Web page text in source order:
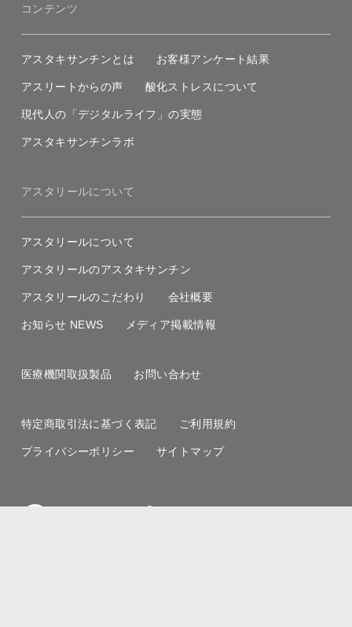
コンテンツ
アスタキサンチンとは お客様アンケート結果
アスリートからの声 酸化ストレスについて
現代人の「デジタルライフ」の実態
アスタキサンチンラボ
アスタリールについて
アスタリールについて
アスタリールのアスタキサンチン
アスタリールのこだわり 会社概要
お知らせ NEWS メディア掲載情報
医療機関取扱製品 お問い合わせ
特定商取引法に基づく表記 ご利用規約
プライバシーポリシー サイトマップ